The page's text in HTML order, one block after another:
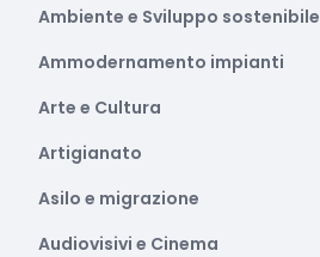
Ambiente e Sviluppo sostenibile
Ammodernamento impianti
Arte e Cultura
Artigianato
Asilo e migrazione
Audiovisivi e Cinema